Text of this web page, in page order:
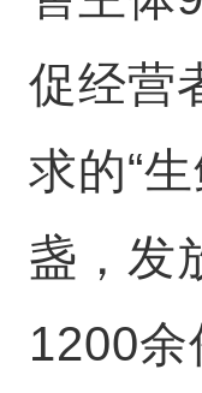
促经营
求的“
盏，发
1200